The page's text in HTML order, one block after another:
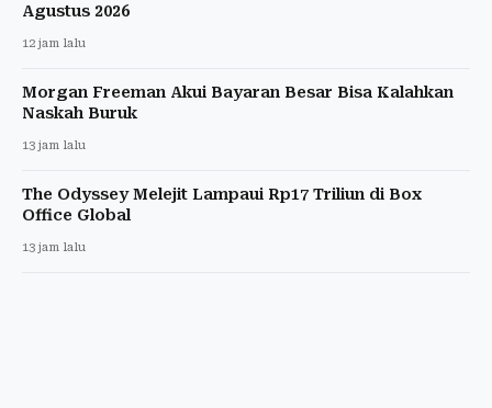
Agustus 2026
12 jam lalu
Morgan Freeman Akui Bayaran Besar Bisa Kalahkan
Naskah Buruk
13 jam lalu
The Odyssey Melejit Lampaui Rp17 Triliun di Box
Office Global
13 jam lalu